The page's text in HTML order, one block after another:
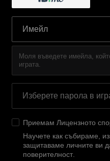
Моля въведете имейла,
играта.
Приемам Лицензното
Научете как събираме,
защитаваме личните ви
поверителност